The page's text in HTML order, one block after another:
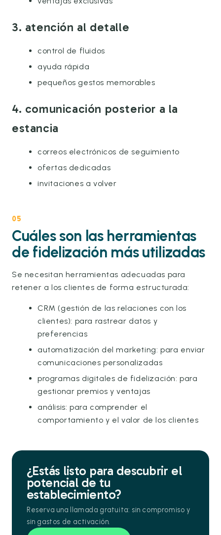
3. atención al detalle
control de fluidos
ayuda rápida
pequeños gestos memorables
4. comunicación posterior a la
estancia
correos electrónicos de seguimiento
ofertas dedicadas
invitaciones a volver
05
Cuáles son las herramientas
de fidelización más utilizadas
Se necesitan herramientas adecuadas para
retener a los clientes de forma estructurada:
CRM (gestión de las relaciones con los
clientes): para rastrear datos y
preferencias
automatización del marketing: para enviar
comunicaciones personalizadas
programas digitales de fidelización: para
gestionar premios y ventajas
análisis: para comprender el
comportamiento y el valor de los clientes
¿Estás listo para descubrir el
potencial de tu
establecimiento?
Reserva una llamada gratuita: sin compromiso y
sin gastos de activación.